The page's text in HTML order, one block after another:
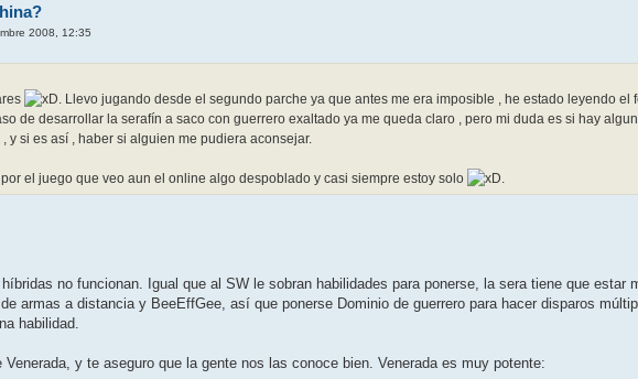
2008, 12:35
. Llevo jugando desde el segundo parche ya que antes me era imposible , he estado leyendo
de desarrollar la serafín a saco con guerrero exaltado ya me queda claro , pero mi duda es si hay
y si es así , haber si alguien me pudiera aconsejar.
el juego que veo aun el online algo despoblado y casi siempre estoy solo .
no funcionan. Igual que al SW le sobran habilidades para ponerse, la sera tiene que estar
armas a distancia y BeeEffGee, así que ponerse Dominio de guerrero para hacer disparos
habilidad.
y te aseguro que la gente nos las conoce bien. Venerada es muy potente: